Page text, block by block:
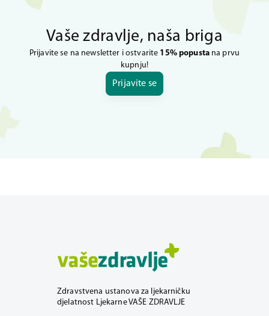
Vaše zdravlje, naša briga
Prijavite se na newsletter i ostvarite 15% popustana prvu
kupnju!
Prijavite se
Zdravstvena ustanova za ljekarničku
djelatnost Ljekarne VAŠE ZDRAVLJE